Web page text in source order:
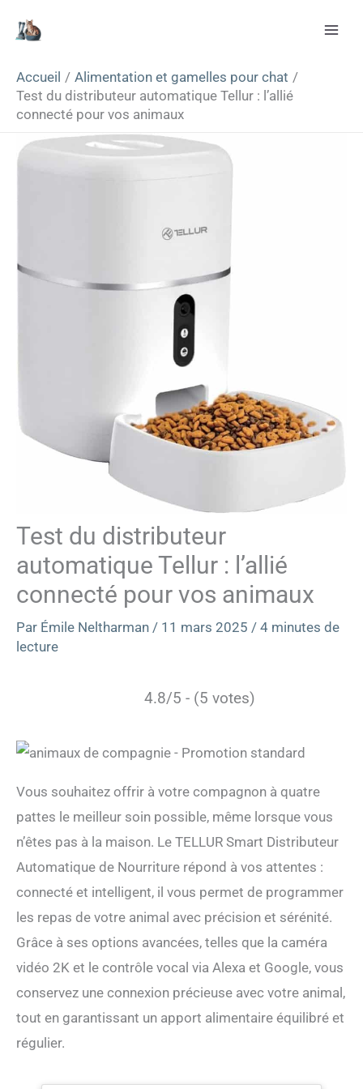
Accueil
Alimentation et gamelles pour chat
Test du distributeur automatique Tellur : l’allié
connecté pour vos animaux
Test du distributeur
automatique Tellur : l’allié
connecté pour vos animaux
Par Émile Neltharman / 11 mars 2025 / 4 minutes de
lecture
4.8/5 - (5 votes)
Vous souhaitez offrir à votre compagnon à quatre
pattes le meilleur soin possible, même lorsque vous
n’êtes pas à la maison. Le TELLUR Smart Distributeur
Automatique de Nourriture répond à vos attentes :
connecté et intelligent, il vous permet de programmer
les repas de votre animal avec précision et sérénité.
Grâce à ses options avancées, telles que la caméra
vidéo 2K et le contrôle vocal via Alexa et Google, vous
conservez une connexion précieuse avec votre animal,
tout en garantissant un apport alimentaire équilibré et
régulier.